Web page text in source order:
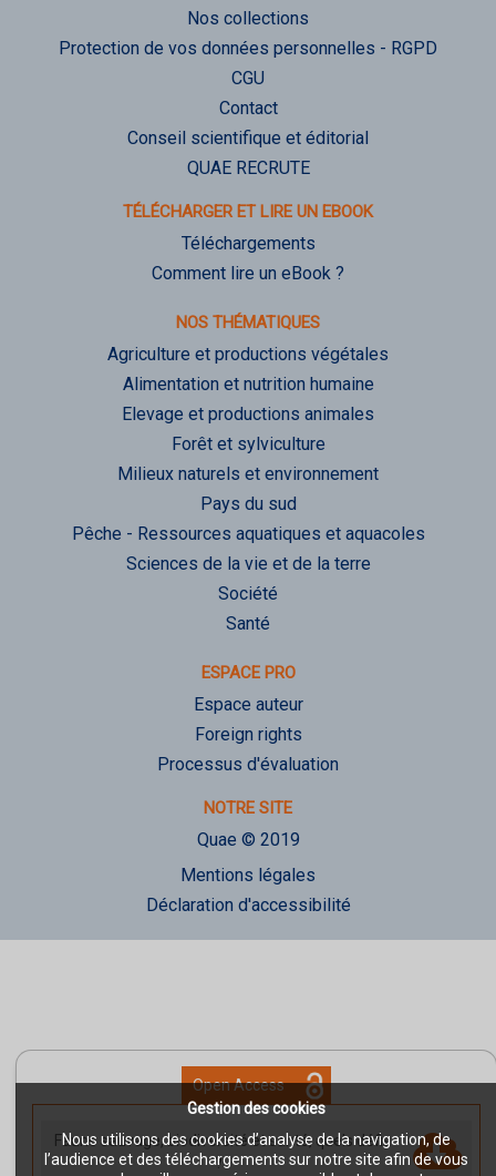
Gestion des cookies
Nous utilisons des cookies d’analyse de la navigation, de
l’audience et des téléchargements sur notre site afin de vous
Open Access
Faune sauvage, biodiversité et santé, quels défis
?-
Nos collections
Protection de vos données personnelles - RGPD
CGU
Contact
Conseil scientifique et éditorial
QUAE RECRUTE
TÉLÉCHARGER ET LIRE UN EBOOK
Téléchargements
Comment lire un eBook ?
NOS THÉMATIQUES
Agriculture et productions végétales
Alimentation et nutrition humaine
Elevage et productions animales
Forêt et sylviculture
Milieux naturels et environnement
Pays du sud
Pêche - Ressources aquatiques et aquacoles
Sciences de la vie et de la terre
Société
Santé
ESPACE PRO
Espace auteur
Foreign rights
Processus d'évaluation
NOTRE SITE
Quae © 2019
Mentions légales
Déclaration d'accessibilité